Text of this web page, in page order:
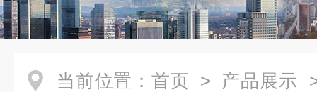
当前位置： 首页 > 产品展示